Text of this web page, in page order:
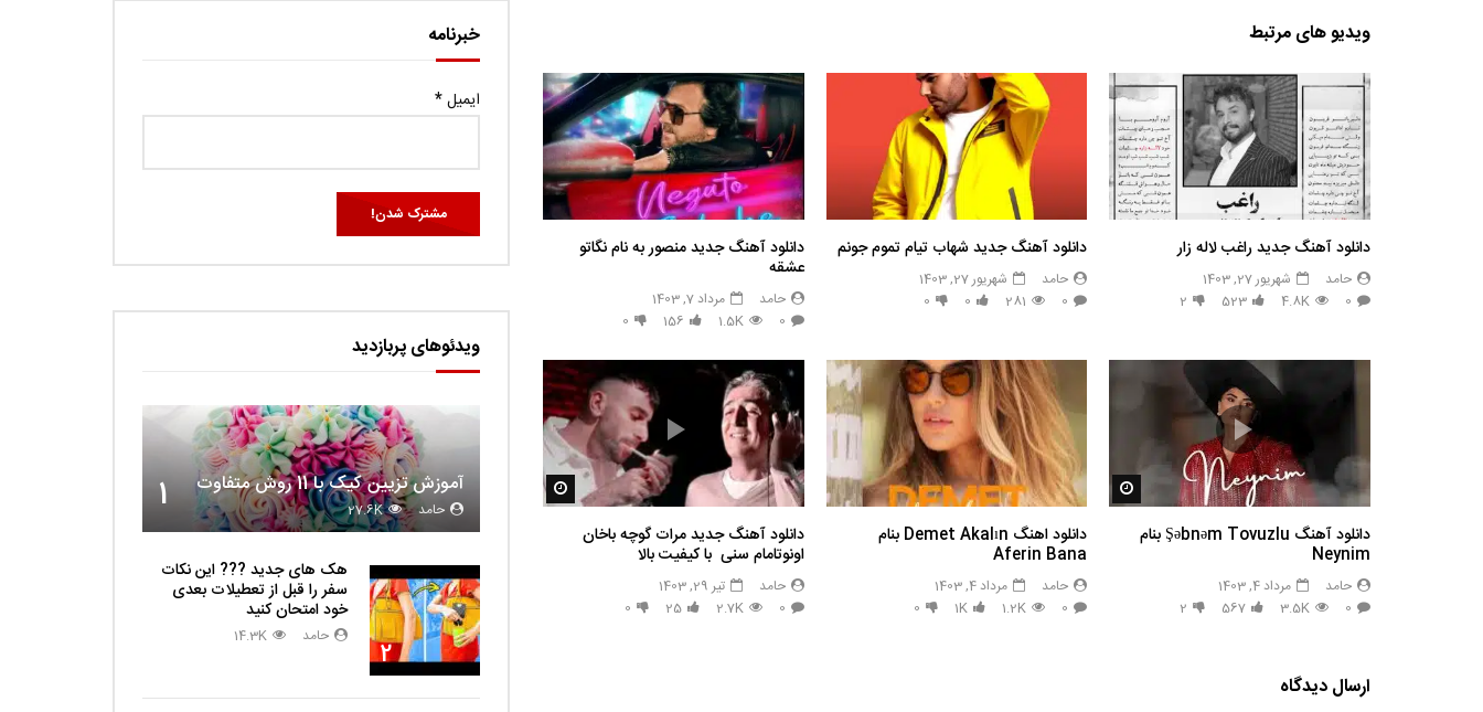
ویدیو های مرتبط
دانلود آهنگ جدید راغب لاله زار
حامد
شهریور 27, 1403
0
4.8K
523
2
دانلود آهنگ جدید شهاب تیام تموم جونم
حامد
شهریور 27, 1403
0
281
0
0
دانلود آهنگ جدید منصور به نام نگاتو
عشقه
حامد
مرداد 7, 1403
0
1.5K
156
0
مشاهده بعدا
دانلود آهنگ Şəbnəm Tovuzlu بنام
Neynim
حامد
مرداد 4, 1403
0
3.5K
567
2
دانلود اهنگ Demet Akalın بنام
Aferin Bana
حامد
مرداد 4, 1403
0
1.2K
1K
0
مشاهده بعدا
دانلود آهنگ جدید مرات گوچه باخان
اونوتامام سنی با کیفیت بالا
حامد
تیر 29, 1403
0
2.7K
25
0
ارسال دیدگاه
خبرنامه
ایمیل*
ویدئوهای پربازدید
1 آموزش تزیین کیک با 11 روش متفاوت
حامد 27.6K
2
هک های جدید ??️? این نکات
سفر را قبل از تعطیلات بعدی
خود امتحان کنید
حامد 14.3K